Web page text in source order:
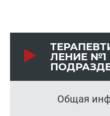
ЛЕ­НИЕ №1
Общая